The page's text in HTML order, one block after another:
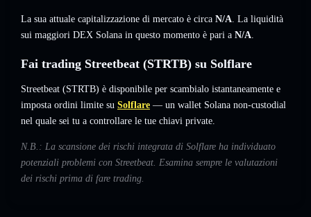
La sua attuale capitalizzazione di mercato è circa N/A. La liquidità
sui maggiori DEX Solana in questo momento è pari a N/A.
Fai trading Streetbeat (STRTB) su Solflare
Streetbeat (STRTB) è disponibile per scambialo istantaneamente e
imposta ordini limite su Solflare — un wallet Solana non-custodial
nel quale sei tu a controllare le tue chiavi private.
N.B.: La scansione dei rischi integrata di Solflare ha individuato
potenziali problemi con Streetbeat. Esamina sempre le valutazioni
dei rischi prima di fare trading.